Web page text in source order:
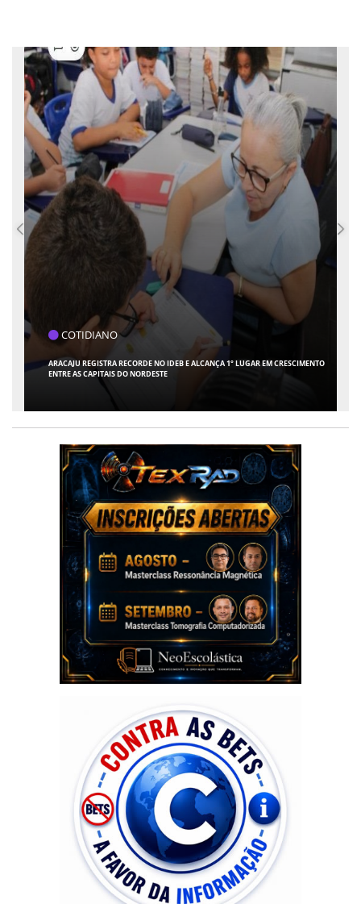
COTIDIANO
1ª TURMA DO TRT-SE MULTA EMPRESA APÓS ADVOGADA USAR INTELIGÊNCIA
ARTIFICIAL PARA INVENTAR PRECEDENTES JUDICIAIS